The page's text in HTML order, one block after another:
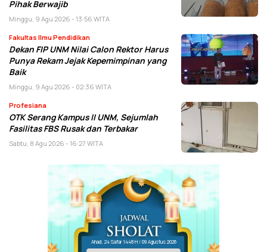
Pihak Berwajib
Minggu, 9 Agu 2026 - 13:56 WITA
Fakultas Ilmu Pendidikan
Dekan FIP UNM Nilai Calon Rektor Harus
Punya Rekam Jejak Kepemimpinan yang
Baik
Minggu, 9 Agu 2026 - 02:36 WITA
Profesiana
OTK Serang Kampus II UNM, Sejumlah
Fasilitas FBS Rusak dan Terbakar
Sabtu, 8 Agu 2026 - 16:27 WITA
Ahad, 24 Safar 1448 H / 09 Agustus 2026